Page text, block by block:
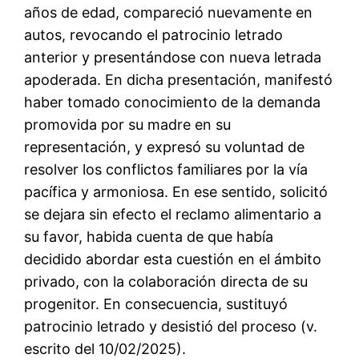
años de edad, compareció nuevamente en
autos, revocando el patrocinio letrado
anterior y presentándose con nueva letrada
apoderada. En dicha presentación, manifestó
haber tomado conocimiento de la demanda
promovida por su madre en su
representación, y expresó su voluntad de
resolver los conflictos familiares por la vía
pacífica y armoniosa. En ese sentido, solicitó
se dejara sin efecto el reclamo alimentario a
su favor, habida cuenta de que había
decidido abordar esta cuestión en el ámbito
privado, con la colaboración directa de su
progenitor. En consecuencia, sustituyó
patrocinio letrado y desistió del proceso (v.
escrito del 10/02/2025).